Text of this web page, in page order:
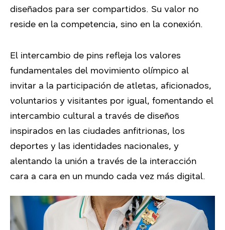
diseñados para ser compartidos. Su valor no
reside en la competencia, sino en la conexión.
El intercambio de pins refleja los valores
fundamentales del movimiento olímpico al
invitar a la participación de atletas, aficionados,
voluntarios y visitantes por igual, fomentando el
intercambio cultural a través de diseños
inspirados en las ciudades anfitrionas, los
deportes y las identidades nacionales, y
alentando la unión a través de la interacción
cara a cara en un mundo cada vez más digital.